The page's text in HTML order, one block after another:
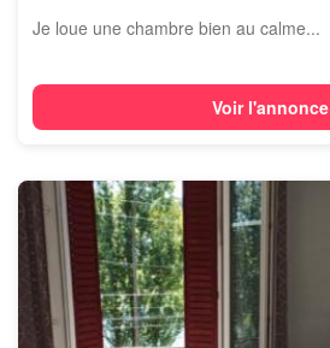
Je loue une chambre bien au calme...
Voir l'annonce